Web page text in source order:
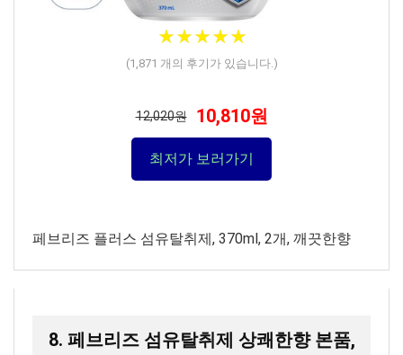
★★★★★
★★★★★
(1,871 개의 후기가 있습니다.)
12,020원 10,810원
최저가 보러가기
페브리즈 플러스 섬유탈취제, 370ml, 2개, 깨끗한향
8. 페브리즈 섬유탈취제 상쾌한향 본품,